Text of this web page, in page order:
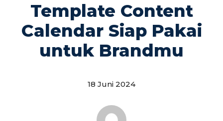
Template Content
Calendar Siap Pakai
untuk Brandmu
18 Juni 2024